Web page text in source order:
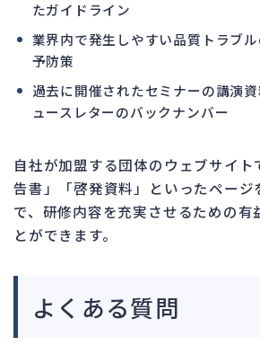
たガイドライン
業界内で発生しやすい品質トラブ
予防策
過去に開催されたセミナーの講演
ュースレターのバックナンバー
自社が加盟する団体のウェブサイト
告書」「啓発資料」といったページ
で、研修内容を充実させるための有
とができます。
よくある質問